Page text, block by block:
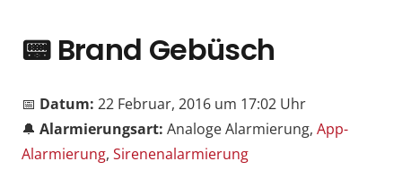
📟Brand Gebüsch
📅 Datum: 22 Februar, 2016 um 17:02 Uhr
🔔 Alarmierungsart: Analoge Alarmierung, App-
Alarmierung, Sirenenalarmierung